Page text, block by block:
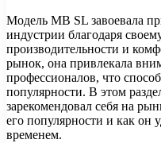
Модель MB SL завоевала
индустрии благодаря
производительности и
рынок, она привлекала
профессионалов, что
популярности. В этом
зарекомендовал себя на
его популярности и как он
временем.